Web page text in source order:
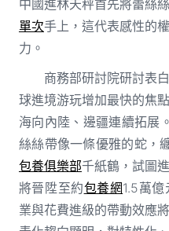
中國進林天秤首先將蕾絲
單次手上，這代表感性的
力。
商務部研討院研討表
球進境游玩增加最快的焦
海向內陸、邊疆連續拓展
絲絲帶像一條優雅的蛇，
包養俱樂部千紙鶴，試圖
將晉陞至約包養網1.5萬
業與花費進級的帶動效應